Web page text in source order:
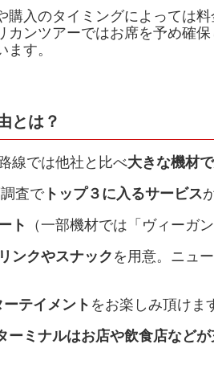
入のタイミングによっては料
カンツアーではお席を予め確
す。
とは？
線では他社と比べ大きな機材
査でトップ３に入るサービス
ト
（一部機材では「ヴィーガ
ンクやスナック を用意。ニュ
テイメント をお楽しみ頂けま
ーミナルはお店や飲食店など